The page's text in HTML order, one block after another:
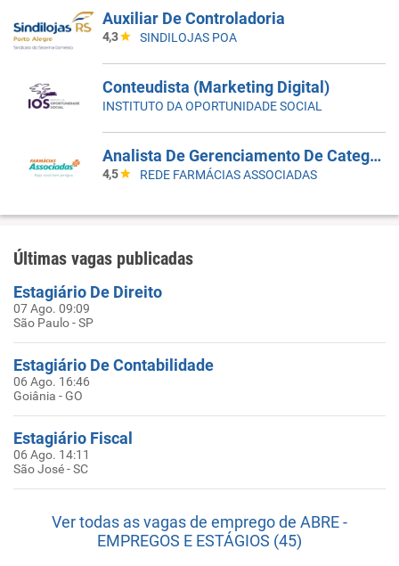
Auxiliar De Controladoria
4,3 SINDILOJAS POA
Conteudista (Marketing Digital)
INSTITUTO DA OPORTUNIDADE SOCIAL
Analista De Gerenciamento De Categoria
4,5 REDE FARMÁCIAS ASSOCIADAS
Últimas vagas publicadas
Estagiário De Direito
07 Ago. 09:09
São Paulo - SP
Estagiário De Contabilidade
06 Ago. 16:46
Goiânia - GO
Estagiário Fiscal
06 Ago. 14:11
São José - SC
Ver todas as vagas de emprego de ABRE -
EMPREGOS E ESTÁGIOS (45)